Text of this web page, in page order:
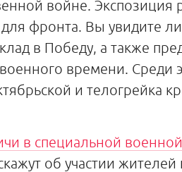
войне. Экспозиция
фронта. Вы увидите
в Победу, а также
времени. Среди
и телогрейка
в специальной
об участии